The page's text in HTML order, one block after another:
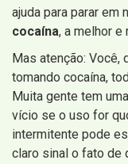
ajuda para parar em
cocaína, a melhor
Mas atenção: Você,
tomando cocaína,
Muita gente tem
vício se o uso for
intermitente pode
claro sinal o fato de